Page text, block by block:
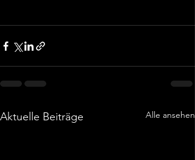
Aktuelle Beiträge Alle ansehen